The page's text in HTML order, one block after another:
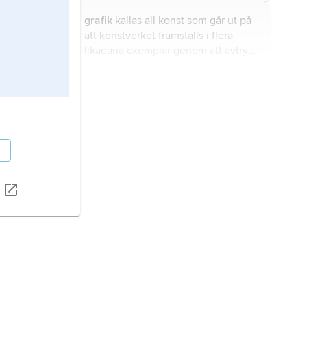
grafik kallas all konst som går ut på
att konstverket framställs i flera
likadana exemplar genom att avtryck